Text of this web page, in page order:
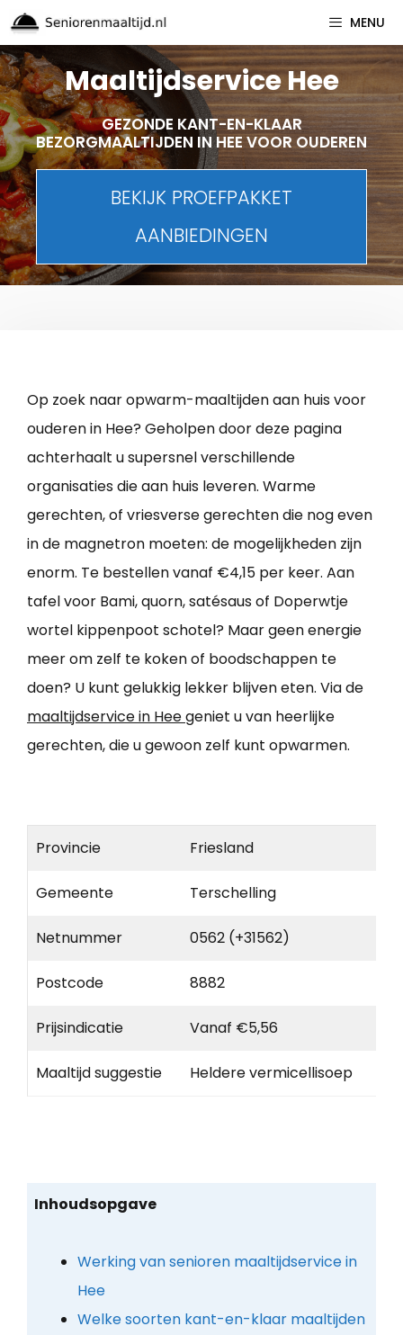
Spring
naar
inhoud
MENU
Maaltijdservice Hee
GEZONDE KANT-EN-KLAAR
BEZORGMAALTIJDEN IN HEE VOOR OUDEREN
BEKIJK PROEFPAKKET
AANBIEDINGEN
Op zoek naar opwarm-maaltijden aan huis voor
ouderen in Hee? Geholpen door deze pagina
achterhaalt u supersnel verschillende
organisaties die aan huis leveren. Warme
gerechten, of vriesverse gerechten die nog even
in de magnetron moeten: de mogelijkheden zijn
enorm. Te bestellen vanaf €4,15 per keer. Aan
tafel voor Bami, quorn, satésaus of Doperwtje
wortel kippenpoot schotel? Maar geen energie
meer om zelf te koken of boodschappen te
doen? U kunt gelukkig lekker blijven eten. Via de
maaltijdservice in Heegeniet u van heerlijke
gerechten, die u gewoon zelf kunt opwarmen.
Provincie Friesland
Gemeente Terschelling
Netnummer 0562 (+31562)
Postcode 8882
Prijsindicatie Vanaf €5,56
Maaltijd suggestie Heldere vermicellisoep
Inhoudsopgave
Werking van senioren maaltijdservice in
Hee
Welke soorten kant-en-klaar maaltijden